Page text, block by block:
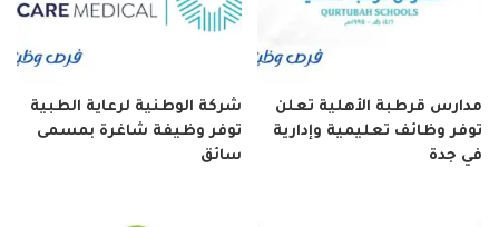
مدارس قرطبة الأهلية تعلن
توفر وظائف تعليمية وإدارية
في جدة
شركة الوطنية لرعاية الطبية
توفر وظيفة شاغرة بمسمى
سائق